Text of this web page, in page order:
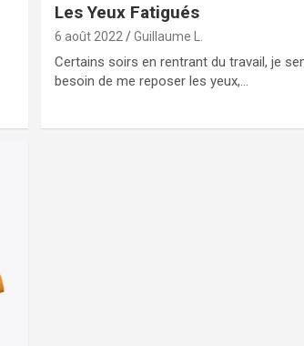
Les Yeux Fatigués
6 août 2022 Guillaume L.
Certains soirs en rentrant du travail, je
besoin de me reposer les yeux,…